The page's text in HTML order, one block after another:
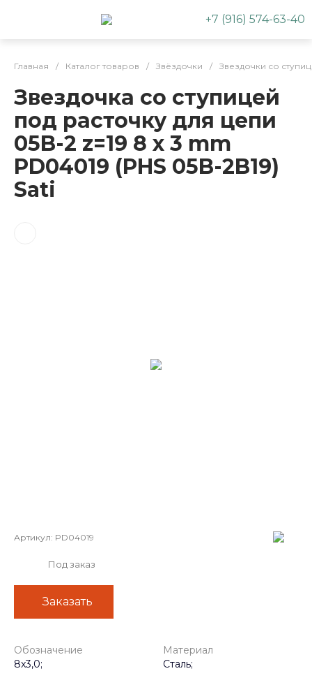
+7 (916) 574-63-40
Главная / Каталог товаров / Звёздочки / Звездочки со
Звездочка со ступицей
под расточку для цепи
05B-2 z=19 8 x 3 mm
PD04019 (PHS 05B-2B19)
Sati
Артикул: PD04019
Под заказ
Заказать
Обозначение
8x3,0;
Материал
Сталь;